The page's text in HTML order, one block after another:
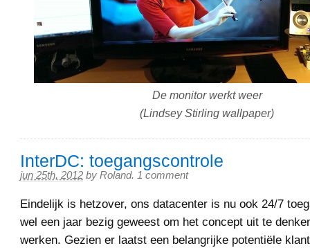
De monitor werkt weer
(Lindsey Stirling wallpaper)
InterDC: toegangscontrole
jun 25th, 2012 by Roland. 1 comment
Eindelijk is hetzover, ons datacenter is nu ook 24/7
wel een jaar bezig geweest om het concept uit te
werken. Gezien er laatst een belangrijke potentiële